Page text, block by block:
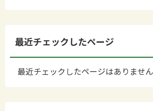
最近チェックしたページ
最近チェックしたページはありません